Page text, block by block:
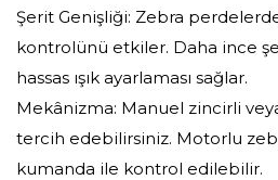
Şerit Genişliği: Zebra
kontrolünü etkiler. Daha ince
hassas ışık ayarlaması sağlar.
Mekânizma: Manuel zincirli
tercih edebilirsiniz. Motorlu
kumanda ile kontrol edilebilir.